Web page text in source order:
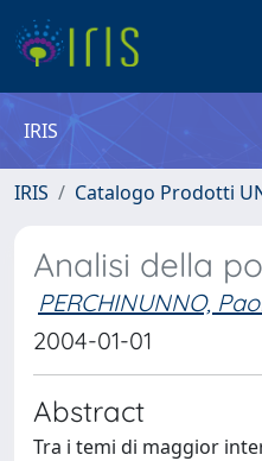
IRIS
IRIS Catalogo Prodotti
Analisi della
PERCHINUNNO,
2004-01-01
Abstract
Tra i temi di maggior